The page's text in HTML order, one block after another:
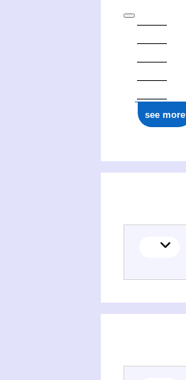
see more